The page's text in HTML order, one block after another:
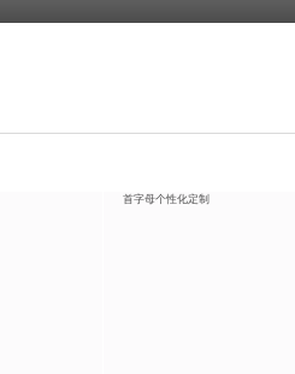
首字母个性化定制